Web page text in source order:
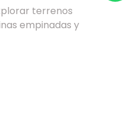
terrenos
empinadas y